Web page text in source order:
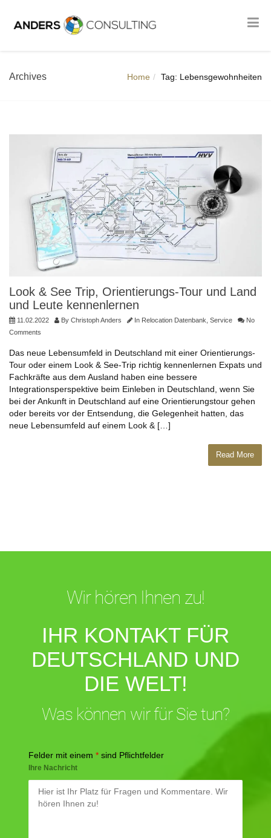
Archives Home Tag: Lebensgewohnheiten
Look & See Trip, Orientierungs-Tour und Land
und Leute kennenlernen
11.02.2022 By Christoph Anders In Relocation Datenbank Service
No
Comments
Das neue Lebensumfeld in Deutschland mit einer Orientierungs-
Tour oder einem Look & See-Trip richtig kennenlernen Expats und
Fachkräfte aus dem Ausland haben eine bessere
Integrationsperspektive beim Einleben in Deutschland, wenn Sie
bei der Ankunft in Deutschland auf eine Orientierungstour gehen
oder bereits vor der Entsendung, die Gelegenheit hatten, das
neue Lebensumfeld auf einem Look & […]
Read More
Wir hören Ihnen zu!
IHR KONTAKT FÜR
DEUTSCHLAND UND
DIE WELT!
Was können wir für Sie tun?
Felder mit einem * sind Pflichtfelder
Ihre Nachricht